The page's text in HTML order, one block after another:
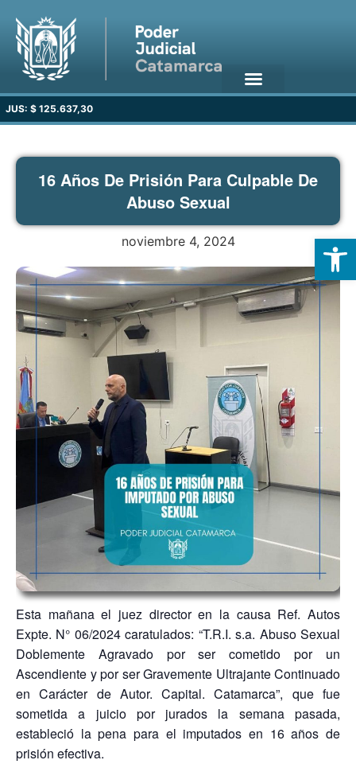
JUS: $ 125.637,30
16 Años De Prisión Para Culpable De
Abuso Sexual
noviembre 4, 2024
Esta mañana el juez director en la causa Ref. Autos
Expte. N° 06/2024 caratulados: “T.R.I. s.a. Abuso Sexual
Doblemente Agravado por ser cometido por un
Ascendiente y por ser Gravemente Ultrajante Continuado
en Carácter de Autor. Capital. Catamarca”, que fue
sometida a juicio por jurados la semana pasada,
estableció la pena para el imputados en 16 años de
prisión efectiva.